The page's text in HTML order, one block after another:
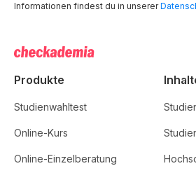
Informationen findest du in unserer
Produkte
Studienwahltest
Online-Kurs
Online-Einzelberatung